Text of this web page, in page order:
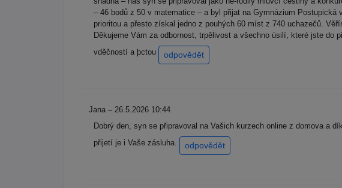
– 46 bodů z 50 v matematice – a byl přijat na Gymnázium
prioritou a přesto získal jedno z pouhých 60 míst z 740 uchazečů.
Děkujeme Vám za odbornost, trpělivost a všechno úsilí, které jste
vděčností a þctou
odpovědět
Jana – 26.5.2026 10:44
Dobrý den, syn se připravoval na Vašich kurzech online z domova a
přijetí je i Vaše zásluha.
odpovědět